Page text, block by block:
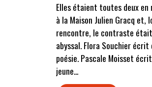
Elles étaient toutes deux en
à la Maison Julien Gracq et,
rencontre, le contraste
abyssal. Flora Souchier écrit
poésie. Pascale Moisset
jeune...